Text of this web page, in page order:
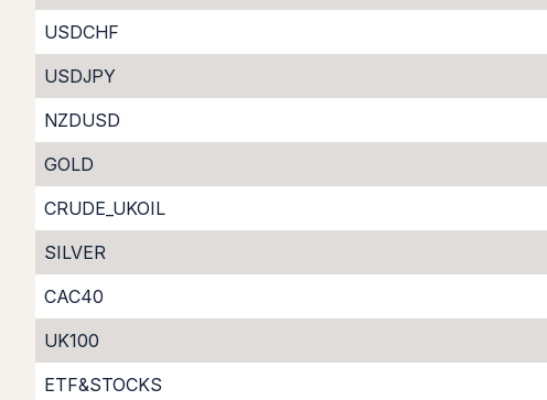
USDCHF
USDJPY
NZDUSD
GOLD
CRUDE_UKOIL
SILVER
CAC40
UK100
ETF&STOCKS